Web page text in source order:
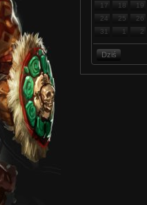
17
18 19
24
25 26
31
1 2
Dziś